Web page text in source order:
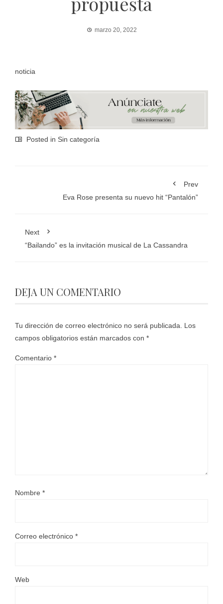
marzo 20, 2022
noticia
Posted in Sin categoría
Prev
Eva Rose presenta su nuevo hit “Pantalón”
Next
“Bailando” es la invitación musical de La Cassandra
DEJA UN COMENTARIO
Tu dirección de correo electrónico no será publicada.
Los
campos obligatorios están marcados con *
Comentario *
Nombre *
Correo electrónico *
Web